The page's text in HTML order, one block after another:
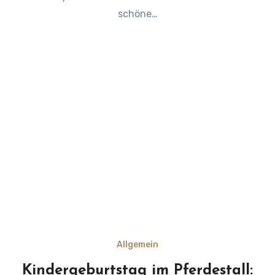
schöne…
Allgemein
Kindergeburtstag im Pferdestall: